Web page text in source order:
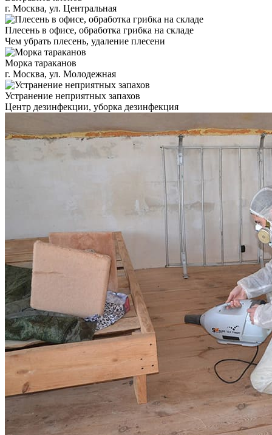
г. Москва, ул. Центральная
Плесень в офисе, обработка грибка на складе
Чем убрать плесень, удаление плесени
Морка тараканов
г. Москва, ул. Молодежная
Устранение неприятных запахов
Центр дезинфекции, уборка дезинфекция